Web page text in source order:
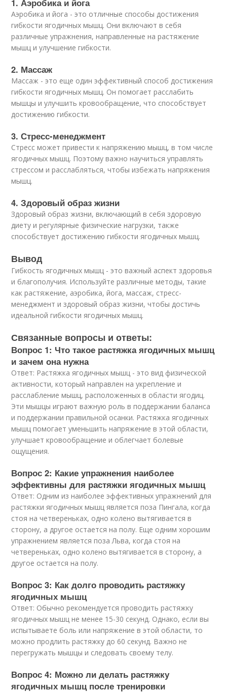
1. Аэробика и йога
Аэробика и йога - это отличные способы достижения
гибкости ягодичных мышц. Они включают в себя
различные упражнения, направленные на растяжение
мышц и улучшение гибкости.
2. Массаж
Массаж - это еще один эффективный способ достижения
гибкости ягодичных мышц. Он помогает расслабить
мышцы и улучшить кровообращение, что способствует
достижению гибкости.
3. Стресс-менеджмент
Стресс может привести к напряжению мышц, в том числе
ягодичных мышц. Поэтому важно научиться управлять
стрессом и расслабляться, чтобы избежать напряжения
мышц.
4. Здоровый образ жизни
Здоровый образ жизни, включающий в себя здоровую
диету и регулярные физические нагрузки, также
способствует достижению гибкости ягодичных мышц.
Вывод
Гибкость ягодичных мышц - это важный аспект здоровья
и благополучия. Используйте различные методы, такие
как растяжение, аэробика, йога, массаж, стресс-
менеджмент и здоровый образ жизни, чтобы достичь
идеальной гибкости ягодичных мышц.
Связанные вопросы и ответы:
Вопрос 1: Что такое растяжка ягодичных мышц
и зачем она нужна
Ответ: Растяжка ягодичных мышц - это вид физической
активности, который направлен на укрепление и
расслабление мышц, расположенных в области ягодиц.
Эти мышцы играют важную роль в поддержании баланса
и поддержании правильной осанки. Растяжка ягодичных
мышц помогает уменьшить напряжение в этой области,
улучшает кровообращение и облегчает болевые
ощущения.
Вопрос 2: Какие упражнения наиболее
эффективны для растяжки ягодичных мышц
Ответ: Одним из наиболее эффективных упражнений для
растяжки ягодичных мышц является поза Пингала, когда
стоя на четвереньках, одно колено вытягивается в
сторону, а другое остается на полу. Еще одним хорошим
упражнением является поза Льва, когда стоя на
четвереньках, одно колено вытягивается в сторону, а
другое остается на полу.
Вопрос 3: Как долго проводить растяжку
ягодичных мышц
Ответ: Обычно рекомендуется проводить растяжку
ягодичных мышц не менее 15-30 секунд. Однако, если вы
испытываете боль или напряжение в этой области, то
можно продлить растяжку до 60 секунд. Важно не
перегружать мышцы и следовать своему телу.
Вопрос 4: Можно ли делать растяжку
ягодичных мышц после тренировки